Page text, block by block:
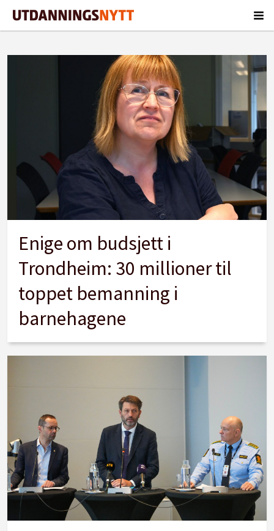
Tag:
Enige om budsjett i
Trondheim: 30 millioner til
toppet bemanning i
barnehagene